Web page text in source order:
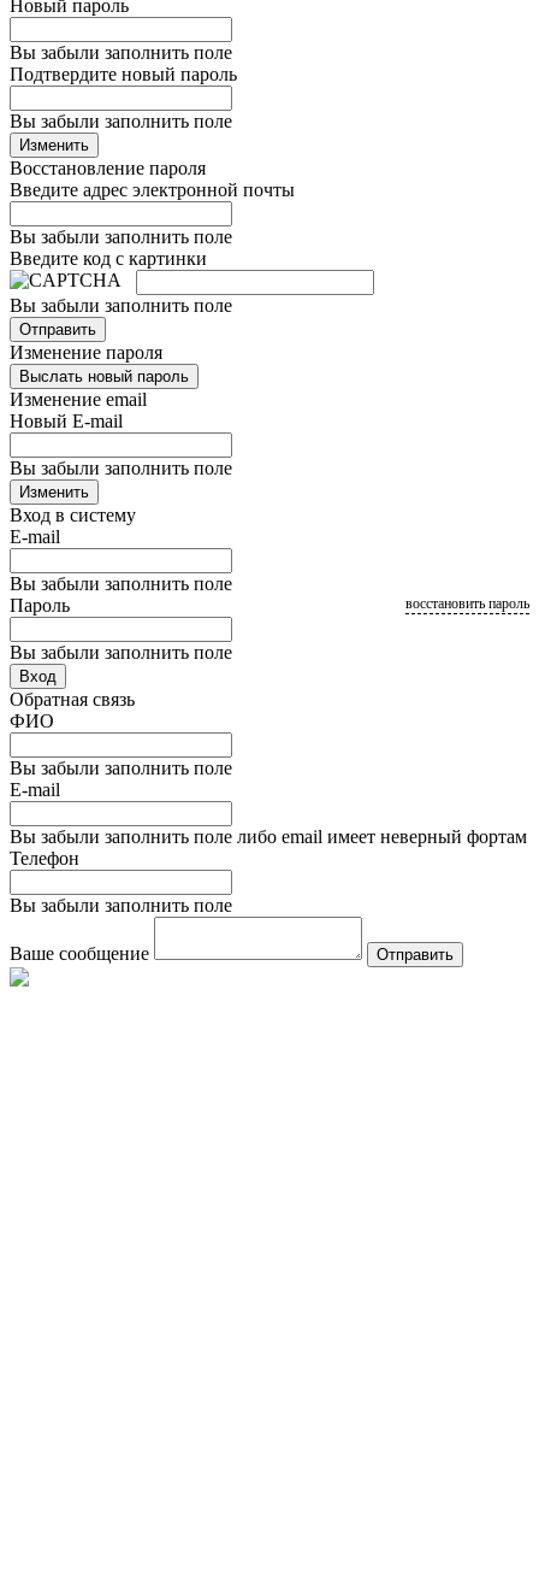
Новый пароль
Вы забыли заполнить поле
Подтвердите новый пароль
Вы забыли заполнить поле
Изменить
Восстановление пароля
Введите адрес электронной почты
Вы забыли заполнить поле
Введите код с картинки
Вы забыли заполнить поле
Отправить
Изменение пароля
Выслать новый пароль
Изменение email
Новый E-mail
Вы забыли заполнить поле
Изменить
Вход в систему
E-mail
Вы забыли заполнить поле
Пароль
Вы забыли заполнить поле
восстановить пароль
Вход
Обратная связь
ФИО
Вы забыли заполнить поле
E-mail
Вы забыли заполнить поле либо email имеет неверный фортам
Телефон
Вы забыли заполнить поле
Ваше сообщение Отправить